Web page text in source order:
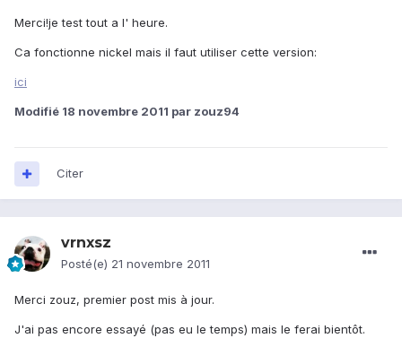
Merci!je test tout a l' heure.
Ca fonctionne nickel mais il faut utiliser cette version:
ici
Modifié 18 novembre 2011 par zouz94
Citer
vrnxsz
Posté(e) 21 novembre 2011
Merci zouz, premier post mis à jour.
J'ai pas encore essayé (pas eu le temps) mais le ferai bientôt.